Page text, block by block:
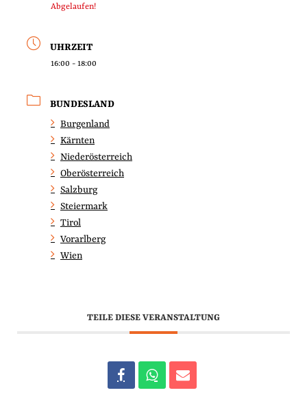
Abgelaufen!
UHRZEIT
16:00 - 18:00
BUNDESLAND
Burgenland
Kärnten
Niederösterreich
Oberösterreich
Salzburg
Steiermark
Tirol
Vorarlberg
Wien
TEILE DIESE VERANSTALTUNG